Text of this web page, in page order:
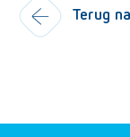
Terug